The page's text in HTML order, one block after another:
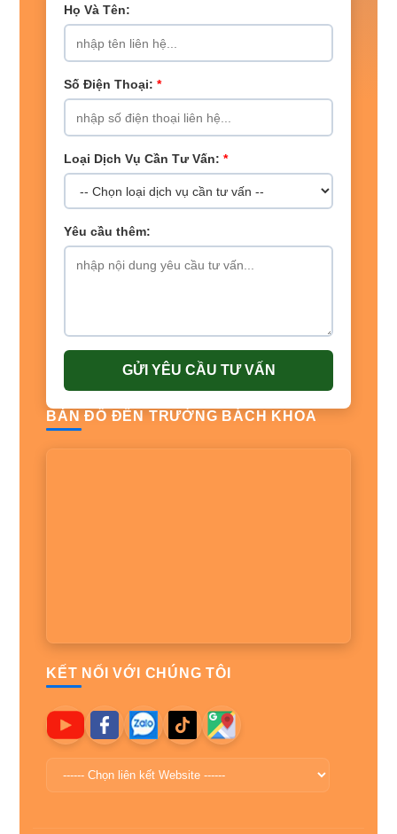
Họ Và Tên:
Số Điện Thoại: *
Loại Dịch Vụ Cần Tư Vấn: *
Yêu cầu thêm:
GỬI YÊU CẦU TƯ VẤN
BẢN ĐỒ ĐẾN TRƯỜNG BÁCH KHOA
KẾT NỐI VỚI CHÚNG TÔI